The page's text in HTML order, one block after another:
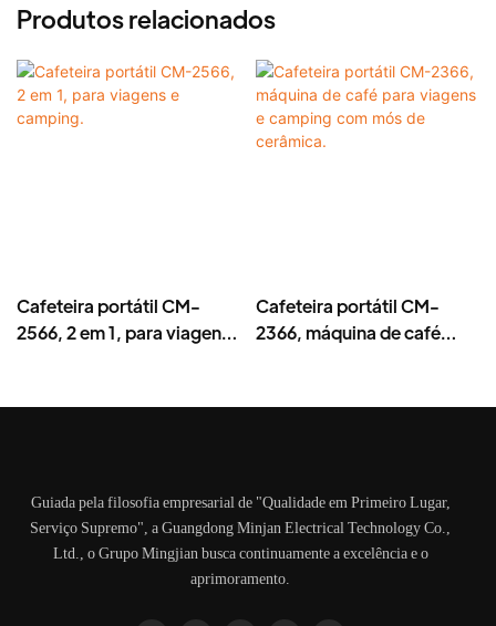
Produtos relacionados
Cafeteira portátil CM-
2566, 2 em 1, para viagens
Cafeteira portátil CM-
2366, máquina de café
Guiada pela filosofia empresarial de "Qualidade em Primeiro Lugar,
Serviço Supremo", a Guangdong Minjan Electrical Technology Co.,
Ltd., o Grupo Mingjian busca continuamente a excelência e o
aprimoramento.